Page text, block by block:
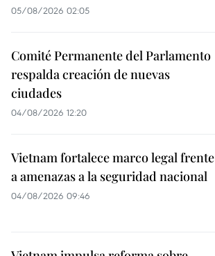
05/08/2026 02:05
Comité Permanente del Parlamento
respalda creación de nuevas
ciudades
04/08/2026 12:20
Vietnam fortalece marco legal frente
a amenazas a la seguridad nacional
04/08/2026 09:46